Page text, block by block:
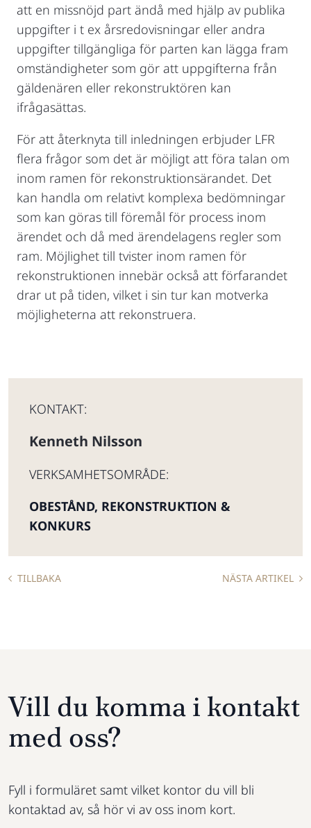
att en missnöjd part ändå med hjälp av publika
uppgifter i t ex årsredovisningar eller andra
uppgifter tillgängliga för parten kan lägga fram
omständigheter som gör att uppgifterna från
gäldenären eller rekonstruktören kan
ifrågasättas.
För att återknyta till inledningen erbjuder LFR
flera frågor som det är möjligt att föra talan om
inom ramen för rekonstruktionsärandet. Det
kan handla om relativt komplexa bedömningar
som kan göras till föremål för process inom
ärendet och då med ärendelagens regler som
ram. Möjlighet till tvister inom ramen för
rekonstruktionen innebär också att förfarandet
drar ut på tiden, vilket i sin tur kan motverka
möjligheterna att rekonstruera.
KONTAKT:
Kenneth Nilsson
VERKSAMHETSOMRÅDE:
OBESTÅND, REKONSTRUKTION &
KONKURS
TILLBAKA NÄSTA ARTIKEL
Vill du komma i kontakt
med oss?
Fyll i formuläret samt vilket kontor du vill bli
kontaktad av, så hör vi av oss inom kort.